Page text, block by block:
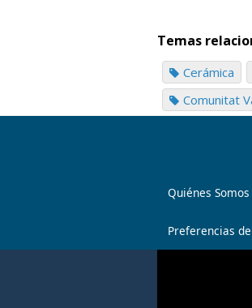
Temas
Cerámica
Comunitat
Quiénes Somos
Preferencias